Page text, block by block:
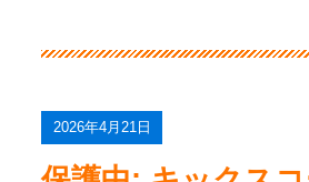
2026年4月21日